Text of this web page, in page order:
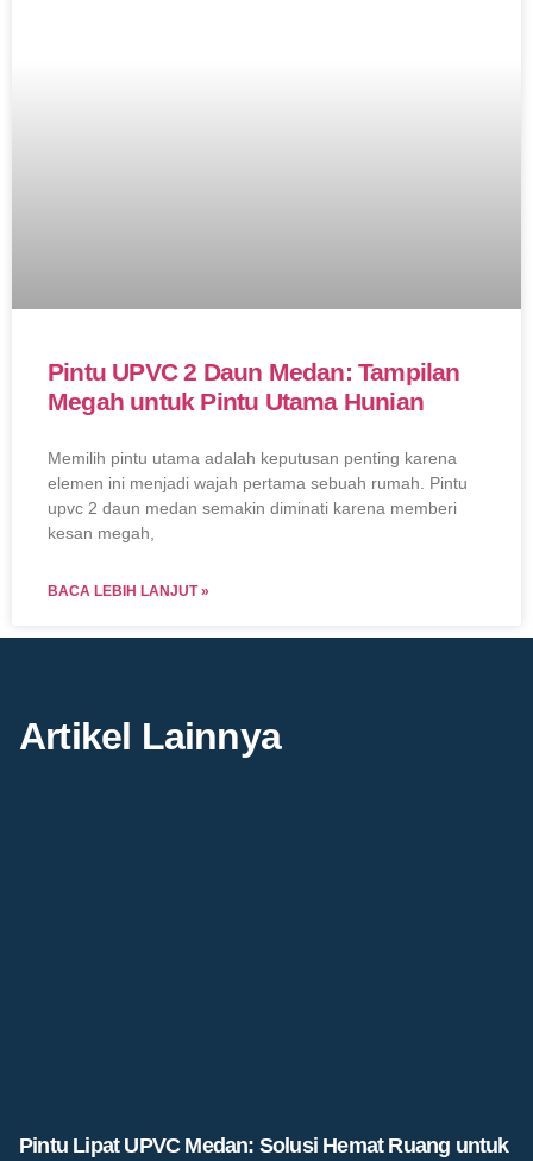
Pintu UPVC 2 Daun Medan: Tampilan
Megah untuk Pintu Utama Hunian
Memilih pintu utama adalah keputusan penting karena
elemen ini menjadi wajah pertama sebuah rumah. Pintu
upvc 2 daun medan semakin diminati karena memberi
kesan megah,
BACA LEBIH LANJUT »
Artikel Lainnya
Pintu Lipat UPVC Medan: Solusi Hemat Ruang untuk